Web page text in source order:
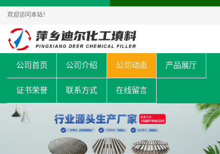
欢迎访问本站！
公司首页 公司介绍 公司动态 产品展厅
证书荣誉 联系方式 在线留言